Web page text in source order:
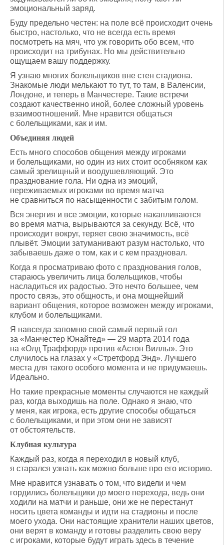
эмоциональный заряд.
Буду предельно честен: на поле всё происходит очень
быстро, настолько, что не всегда есть время
посмотреть на мяч, что уж говорить обо всем, что
происходит на трибунах. Но мы действительно
ощущаем вашу поддержку.
Я узнаю многих болельщиков вне стен стадиона.
Знакомые люди мелькают то тут, то там, в Валенсии,
Лондоне, и теперь в Манчестере. Такие встречи
создают качественно иной, более сложный уровень
взаимоотношений. Мне нравится общаться
с болельщиками, как и им.
Объединяя людей
Есть много способов общения между игроками
и болельщиками, но один из них стоит особняком как
самый зрелищный и воодушевляющий. Это
празднование гола. Ни одна из эмоций,
переживаемых игроками во время матча
не сравниться по насыщенности с забитым голом.
Вся энергия и все эмоции, которые накапливаются
во время матча, вырываются за секунду. Всё, что
происходит вокруг, теряет свою значимость, всё
плывёт. Эмоции затуманивают разум настолько, что
забываешь даже о том, как и с кем праздновал.
Когда я просматриваю фото с празднования голов,
стараюсь увеличить лица болельщиков, чтобы
насладиться их радостью. Это нечто большее, чем
просто связь, это общность, и она мощнейший
вариант общения, которое возможен между игроками,
клубом и болельщиками.
Я навсегда запомню свой самый первый гол
за «Манчестер Юнайтед» — 29 марта 2014 года
на «Олд Траффорд» против «Астон Виллы». Это
случилось на глазах у «Стретфорд Энд». Лучшего
места для такого особого момента и не придумаешь.
Идеально.
Но такие прекрасные моменты случаются не каждый
раз, когда выходишь на поле. Однако я знаю, что
у меня, как игрока, есть другие способы общаться
с болельщиками, и при этом они не зависят
от обстоятельств.
Клубная культура
Каждый раз, когда я переходил в новый клуб,
я старался узнать как можно больше про его историю.
Мне нравится узнавать о том, что видели и чем
гордились болельщики до моего перехода, ведь они
ходили на матчи и раньше, они же не перестанут
носить цвета команды и идти на стадионы и после
моего ухода. Они настоящие хранители наших цветов,
они верят в команду и готовы разделить свою веру
с игроками, которые будут играть здесь в течение